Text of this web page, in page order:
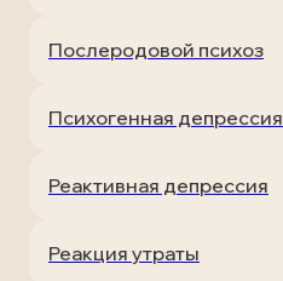
Послеродовой психоз
Психогенная депрессия
Реактивная депрессия
Реакция утраты